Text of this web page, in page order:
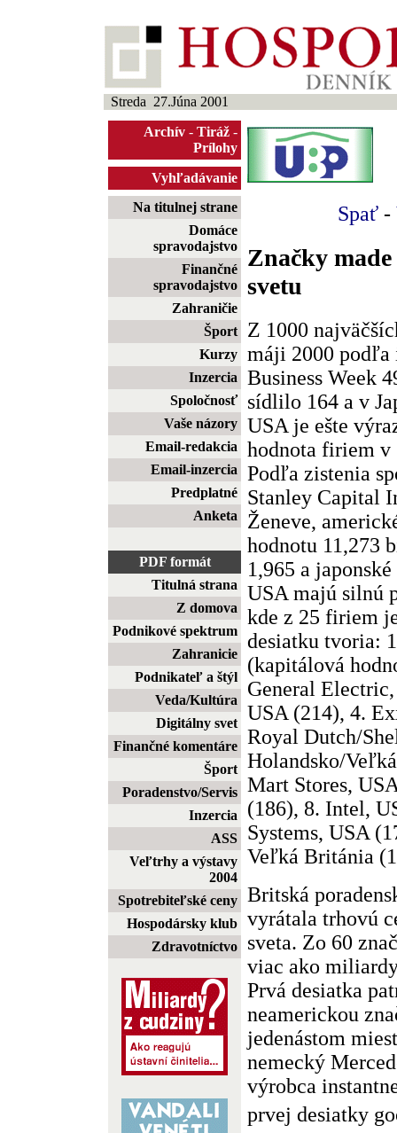
Streda 27.Júna 2001
Archív - Tiráž -
Prílohy
Vyhľadávanie
Na titulnej strane
Domáce
spravodajstvo
Finančné
spravodajstvo
Zahraničie
Šport
Kurzy
Inzercia
Spoločnosť
Vaše názory
Email-redakcia
Email-inzercia
Predplatné
Anketa
PDF formát
Titulná strana
Z domova
Podnikové spektrum
Zahranicie
Podnikateľ a štýl
Veda/Kultúra
Digitálny svet
Finančné komentáre
Šport
Poradenstvo/Servis
Inzercia
ASS
Veľtrhy a výstavy
2004
Spotrebiteľské ceny
Hospodársky klub
Zdravotníctvo
Spať -
Značky
svetu
Z 1000
máji 2000
Business Week
sídlilo 164 a v
USA je ešte
hodnota firiem v
Podľa zistenia
Stanley Capital
Ženeve,
hodnotu 11,273
1,965 a
USA majú silnú
kde z 25 firiem
desiatku tvoria:
(kapitálová
General
USA (214), 4.
Royal Dutch/
Holandsko/
Mart Stores,
(186), 8. Intel,
Systems, USA
Veľká Británia
Britská
vyrátala trhovú
sveta. Zo 60
viac ako
Prvá desiatka
neamerickou
jedenástom
nemecký
výrobca
prvej desiatky